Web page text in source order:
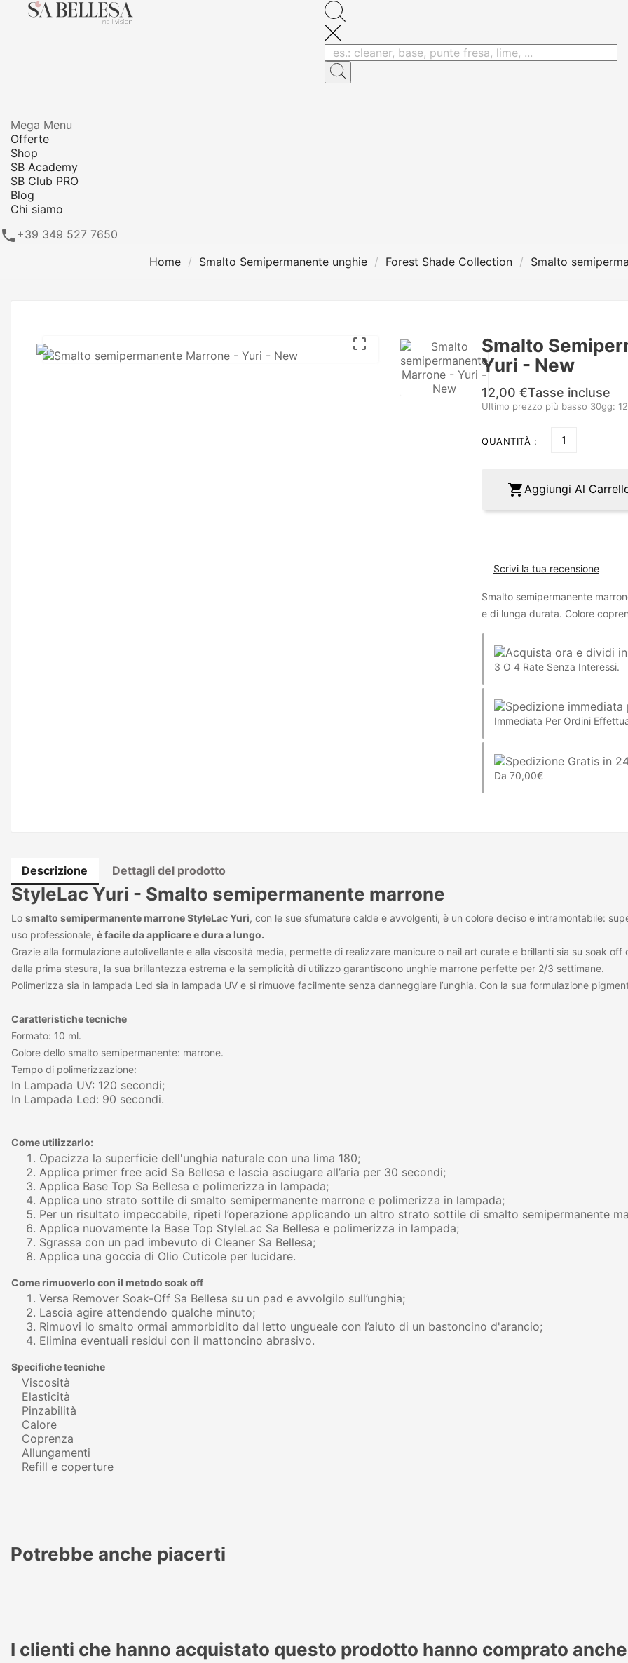
Mega Menu
Offerte
Shop
SB Academy
SB Club PRO
Blog
Chi siamo
 +39 349 527 7650
Home
Smalto Semipermanente unghie Forest Shade Collection Smalto

Smalto
Yuri - New
12,00 €Tasse incluse
Ultimo prezzo più basso 30gg:
QUANTITÀ :
 Aggiungi Al
Scrivi la tua recensione
Smalto semipermanente
e di lunga durata. Colore
3 O 4 Rate Senza Interessi.
Immediata Per Ordini
Da 70,00€
Descrizione Dettagli del prodotto
StyleLac Yuri - Smalto semipermanente marrone
Lo smalto semipermanente marrone StyleLac Yuri, con le sue sfumature calde e avvolgenti, è un colore deciso e intramontabile:
uso professionale, è facile da applicare e dura a lungo.
Grazie alla formulazione autolivellante e alla viscosità media, permette di realizzare manicure o nail art curate e brillanti sia su soak
dalla prima stesura, la sua brillantezza estrema e la semplicità di utilizzo garantiscono unghie marrone perfette per 2/3 settimane.
Polimerizza sia in lampada Led sia in lampada UV e si rimuove facilmente senza danneggiare l’unghia. Con la sua formulazione
Caratteristiche tecniche
Formato: 10 ml.
Colore dello smalto semipermanente: marrone.
Tempo di polimerizzazione:
In Lampada UV: 120 secondi;
In Lampada Led: 90 secondi.
Come utilizzarlo:
Opacizza la superficie dell'unghia naturale con una lima 180;
Applica primer free acid Sa Bellesa e lascia asciugare all’aria per 30 secondi;
Applica Base Top Sa Bellesa e polimerizza in lampada;
Applica uno strato sottile di smalto semipermanente marrone e polimerizza in lampada;
Per un risultato impeccabile, ripeti l’operazione applicando un altro strato sottile di smalto semipermanente
Applica nuovamente la Base Top StyleLac Sa Bellesa e polimerizza in lampada;
Sgrassa con un pad imbevuto di Cleaner Sa Bellesa;
Applica una goccia di Olio Cuticole per lucidare.
Come rimuoverlo con il metodo soak off
Versa Remover Soak-Off Sa Bellesa su un pad e avvolgilo sull’unghia;
Lascia agire attendendo qualche minuto;
Rimuovi lo smalto ormai ammorbidito dal letto ungueale con l’aiuto di un bastoncino d'arancio;
Elimina eventuali residui con il mattoncino abrasivo.
Specifiche tecniche
Viscosità
Elasticità
Pinzabilità
Calore
Coprenza
Allungamenti
Refill e coperture
Potrebbe anche piacerti
I clienti che hanno acquistato questo prodotto hanno comprato